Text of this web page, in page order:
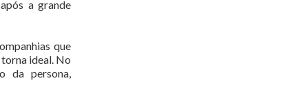
a grande
que
ideal. No
da persona,